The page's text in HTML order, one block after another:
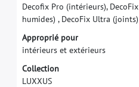
Decofx Pro (intérieurs), DecoFix
humides) , DecoFix Ultra (joints)
Approprié pour
intérieurs et extérieurs
Collection
LUXXUS